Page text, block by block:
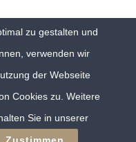
zu gestalten und
verwenden wir
der Webseite
Cookies zu. Weitere
Sie in unserer